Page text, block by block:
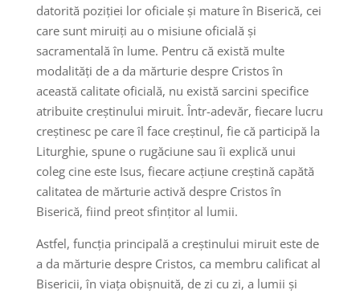
datorită poziției lor oficiale și mature în Biserică, cei
care sunt miruiți au o misiune oficială și
sacramentală în lume. Pentru că există multe
modalități de a da mărturie despre Cristos în
această calitate oficială, nu există sarcini specifice
atribuite creștinului miruit. Într-adevăr, fiecare lucru
creștinesc pe care îl face creștinul, fie că participă la
Liturghie, spune o rugăciune sau îi explică unui
coleg cine este Isus, fiecare acțiune creștină capătă
calitatea de mărturie activă despre Cristos în
Biserică, fiind preot sfințitor al lumii.
Astfel, funcția principală a creștinului miruit este de
a da mărturie despre Cristos, ca membru calificat al
Bisericii, în viața obișnuită, de zi cu zi, a lumii și